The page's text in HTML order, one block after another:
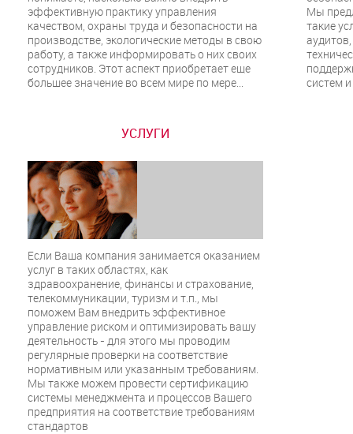
эффективную практику управления
качеством, охраны труда и безопасности на
производстве, экологические методы в свою
работу, а также информировать о них своих
сотрудников. Этот аспект приобретает еще
большее значение во всем мире по мере...
Мы
такие
систем
УСЛУГИ
Если Ваша компания занимается оказанием
услуг в таких областях, как
здравоохранение, финансы и страхование,
телекоммуникации, туризм и т.п., мы
поможем Вам внедрить эффективное
управление риском и оптимизировать вашу
деятельность - для этого мы проводим
регулярные проверки на соответствие
нормативным или указанным требованиям.
Мы также можем провести сертификацию
системы менеджмента и процессов Вашего
предприятия на соответствие требованиям
стандартов